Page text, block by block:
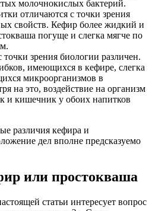
молочнокислых бактерий.
отличаются с точки зрения
свойств. Кефир более жидкий и
погуще и слегка мягче по
точки зрения биологии различен.
имеющихся в кефире, слегка
микроорганизмов в
на это, воздействие на организм
и кишечник у обоих напитков
различия кефира и
дел вполне предсказуемо
или простокваша
статьи интересует вопрос